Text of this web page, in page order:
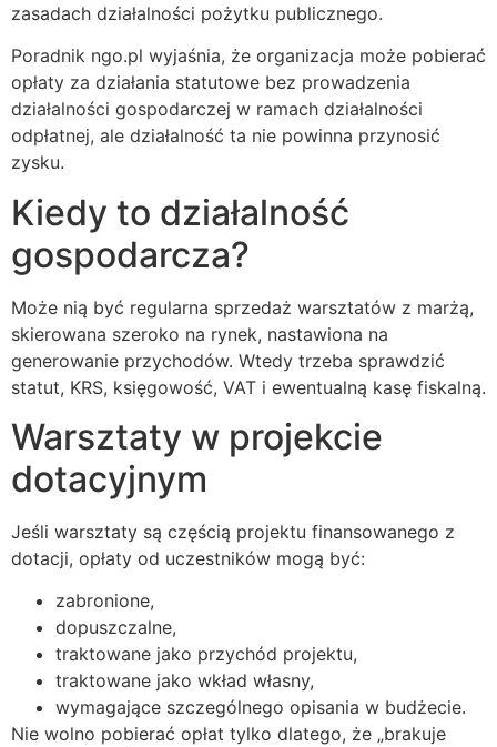
zasadach działalności pożytku publicznego.
Poradnik ngo.pl wyjaśnia, że organizacja może pobierać
opłaty za działania statutowe bez prowadzenia
działalności gospodarczej w ramach działalności
odpłatnej, ale działalność ta nie powinna przynosić
zysku.
Kiedy to działalność
gospodarcza?
Może nią być regularna sprzedaż warsztatów z marżą,
skierowana szeroko na rynek, nastawiona na
generowanie przychodów. Wtedy trzeba sprawdzić
statut, KRS, księgowość, VAT i ewentualną kasę fiskalną.
Warsztaty w projekcie
dotacyjnym
Jeśli warsztaty są częścią projektu finansowanego z
dotacji, opłaty od uczestników mogą być:
zabronione,
dopuszczalne,
traktowane jako przychód projektu,
traktowane jako wkład własny,
wymagające szczególnego opisania w budżecie.
Nie wolno pobierać opłat tylko dlatego, że „brakuje